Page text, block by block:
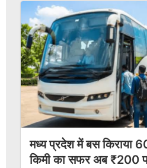
मध्य प्रदेश में बस किराया
किमी का सफर अब ₹200